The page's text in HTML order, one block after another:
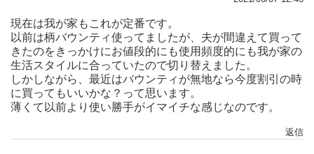
現在は我が家もこれが定番です。
以前は柄バウンティ使ってましたが、夫が間違えて買って
きたのをきっかけにお値段的にも使用頻度的にも我が家の
生活スタイルに合っていたので切り替えました。
しかしながら、最近はバウンティが無地なら今度割引の時
に買ってもいいかな？って思います。
薄くて以前より使い勝手がイマイチな感じなのです。
返信